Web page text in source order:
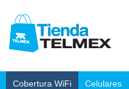
Cobertura WiFi Celulares